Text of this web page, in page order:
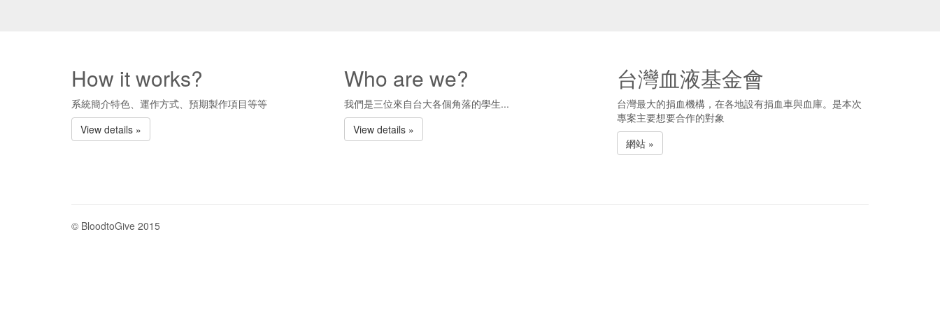
How it works?
系統簡介特色、運作方式、預期製作項目等等
View details »
Who are we?
我們是三位來自台大各個角落的學生...
View details »
台灣血液基金會
台灣最大的捐血機構，在各地設有捐血車與血庫。是本次
專案主要想要合作的對象
網站 »
© BloodtoGive 2015